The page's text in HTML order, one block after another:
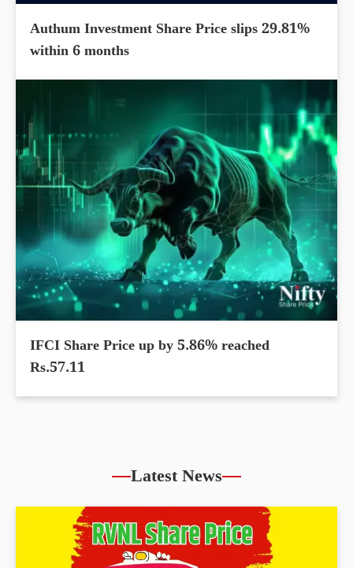
Authum Investment Share Price slips 29.81%
within 6 months
IFCI Share Price up by 5.86% reached
Rs.57.11
Latest News